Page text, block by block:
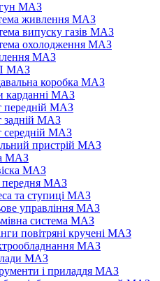
МАЗ
живлення МАЗ
випуску газів МАЗ
охолодження МАЗ
МАЗ
МАЗ
коробка МАЗ
карданні МАЗ
передній МАЗ
задній МАЗ
середній МАЗ
пристрій МАЗ
МАЗ
МАЗ
передня МАЗ
та ступиці МАЗ
управління МАЗ
система МАЗ
повітряні кручені МАЗ
МАЗ
МАЗ
і приладдя МАЗ